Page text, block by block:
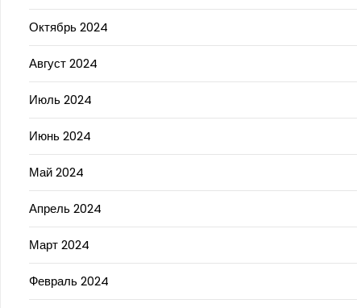
Октябрь 2024
Август 2024
Июль 2024
Июнь 2024
Май 2024
Апрель 2024
Март 2024
Февраль 2024